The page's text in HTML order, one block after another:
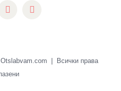
| Всички права